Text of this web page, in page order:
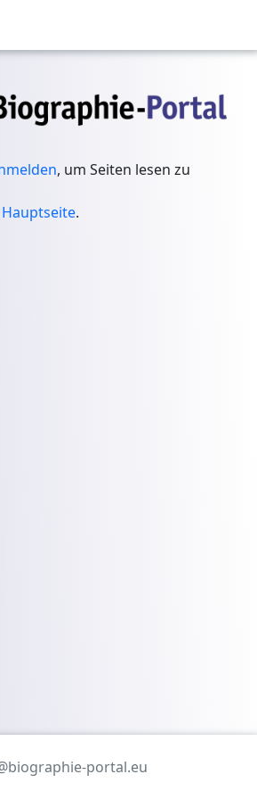
, um Seiten lesen zu
Hauptseite.
portal.eu